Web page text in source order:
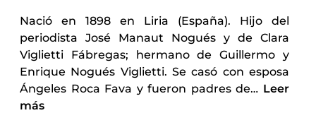
Nació en 1898 en Liria (España). Hijo del
periodista José Manaut Nogués y de Clara
Viglietti Fábregas; hermano de Guillermo y
Enrique Nogués Viglietti. Se casó con esposa
Ángeles Roca Fava y fueron padres de… Leer
más